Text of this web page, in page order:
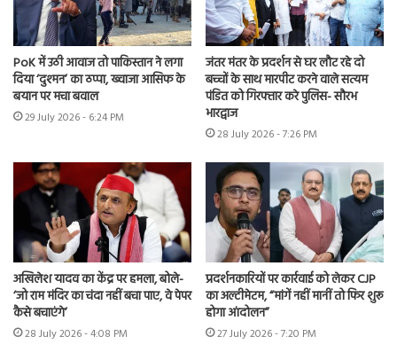
PoK में उठी आवाज तो पाकिस्तान ने लगा
दिया ‘दुश्मन’ का ठप्पा, ख्वाजा आसिफ के
बयान पर मचा बवाल
29 July 2026 - 6:24 PM
जंतर मंतर के प्रदर्शन से घर लौट रहे दो
बच्चों के साथ मारपीट करने वाले सत्यम
पंडित को गिरफ्तार करे पुलिस- सौरभ
भारद्वाज
28 July 2026 - 7:26 PM
अखिलेश यादव का केंद्र पर हमला, बोले-
‘जो राम मंदिर का चंदा नहीं बचा पाए, वे पेपर
कैसे बचाएंगे’
28 July 2026 - 4:08 PM
प्रदर्शनकारियों पर कार्रवाई को लेकर CJP
का अल्टीमेटम, “मांगें नहीं मानीं तो फिर शुरू
होगा आंदोलन”
27 July 2026 - 7:20 PM